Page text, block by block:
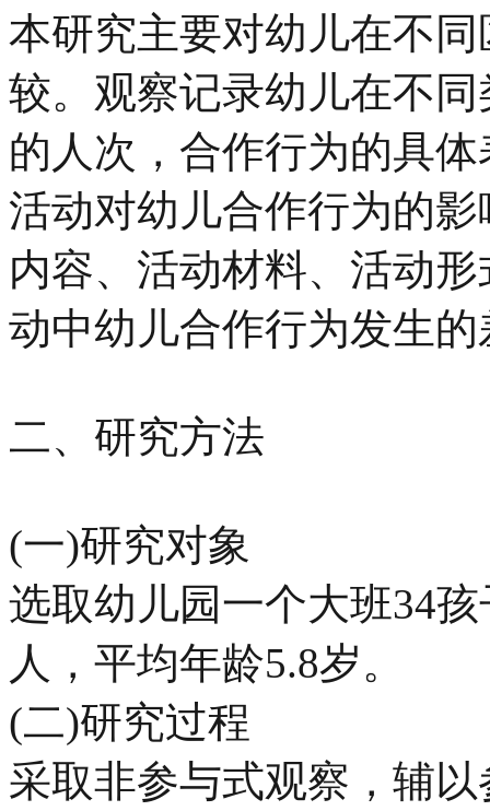
本研究主要对幼儿在不
较。观察记录幼儿在不
的人次，合作行为的具
活动对幼儿合作行为的
内容、活动材料、活动
动中幼儿合作行为发生
二、研究方法
(一)研究对象
选取幼儿园一个大班34
人，平均年龄5.8岁。
(二)研究过程
采取非参与式观察，辅